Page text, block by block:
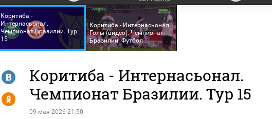
Коритиба -
Интернасьонал.
Чемпионат Бразилии. Тур
15
Коритиба - Интернасьонал.
Голы (видео). Чемпионат
Бразилии. Футбол
Коритиба - Интернасьонал.
Чемпионат Бразилии. Тур 15
09 мая 2026 21:50
R
Y